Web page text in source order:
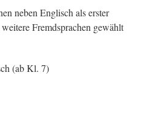
neben Englisch als erster
Fremdsprachen gewählt
(ab Kl. 7)